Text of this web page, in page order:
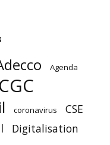
Agenda
coronavirus CSE
Digitalisation